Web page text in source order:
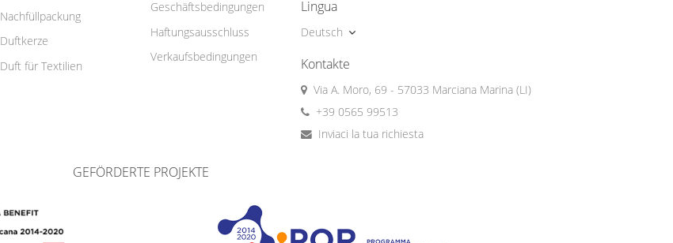
Nachfüllpackung
Duftkerze
Duft für Textilien
Geschäftsbedingungen
Haftungsausschluss
Verkaufsbedingungen
Lingua
Deutsch
Kontakte
Via A. Moro, 69 - 57033 Marciana Marina (LI)
+39 0565 99513
Inviaci la tua richiesta
GEFÖRDERTE PROJEKTE